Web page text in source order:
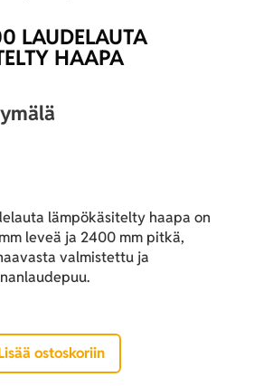
LAUDELAUTA
HAAPA
lämpökäsitelty haapa on
leveä ja 2400 mm pitkä,
valmistettu ja
ostoskoriin